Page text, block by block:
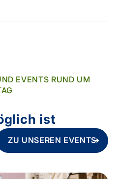
EVENTS RUND UM
ist
ZU UNSEREN EVENTS